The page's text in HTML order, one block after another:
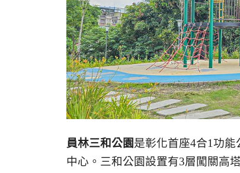
員林三和公園是彰化首座4合1功
中心。三和公園設置有3層闖關高